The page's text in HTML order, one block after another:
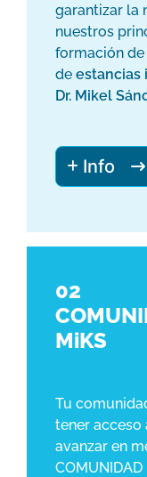
garantizar la
nuestros
formación
de estancias
Dr. Mikel
Info
02
MiKS
Tu
tener
avanzar en